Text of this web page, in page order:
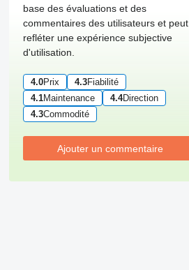
base des évaluations et des
commentaires des utilisateurs et peut
refléter une expérience subjective
d'utilisation.
4.0Prix 4.3Fiabilité
4.1Maintenance 4.4Direction
4.3Commodité
Ajouter un commentaire